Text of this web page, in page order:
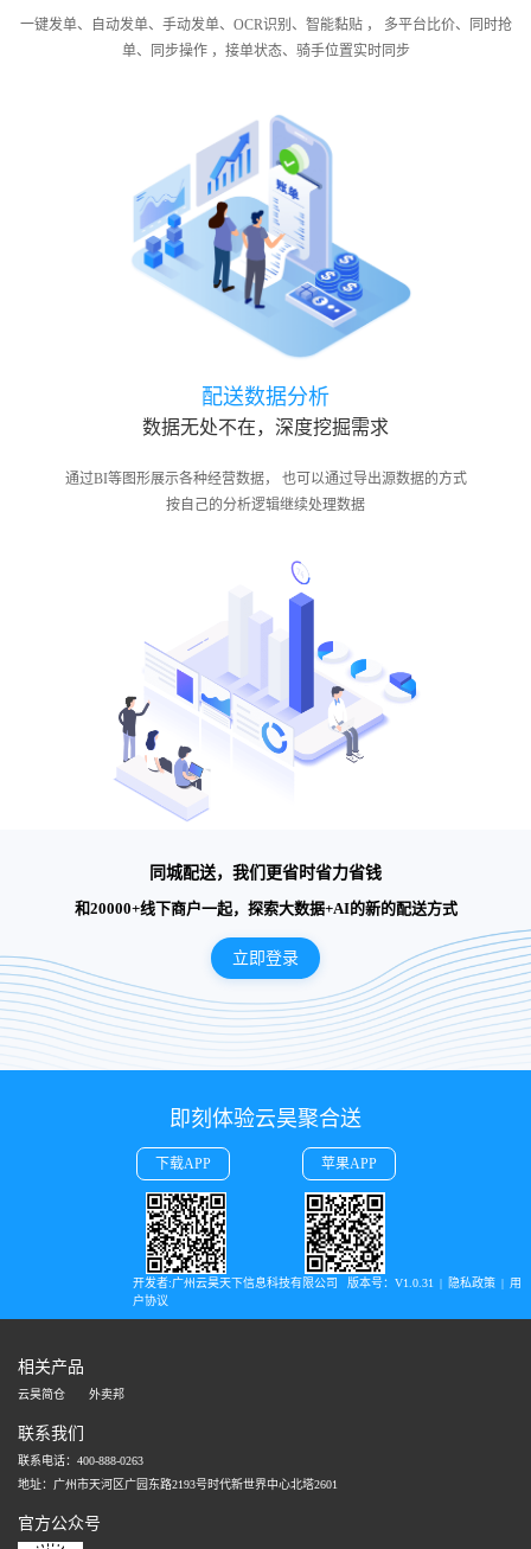
一键发单、自动发单、手动发单、OCR识别、智能黏贴 ， 多平台比价、同时抢
单、同步操作 ，接单状态、骑手位置实时同步
配送数据分析
数据无处不在，深度挖掘需求
通过BI等图形展示各种经营数据， 也可以通过导出源数据的方式
按自己的分析逻辑继续处理数据
同城配送，我们更省时省力省钱
和20000+线下商户一起，探索大数据+AI的新的配送方式
立即登录
即刻体验云昊聚合送
下载APP 苹果APP
开发者:广州云昊天下信息科技有限公司 版本号：V1.0.31 | 隐私政策 | 用
户协议
相关产品
云昊简仓 外卖邦
联系我们
联系电话：400-888-0263
地址：广州市天河区广园东路2193号时代新世界中心北塔2601
官方公众号